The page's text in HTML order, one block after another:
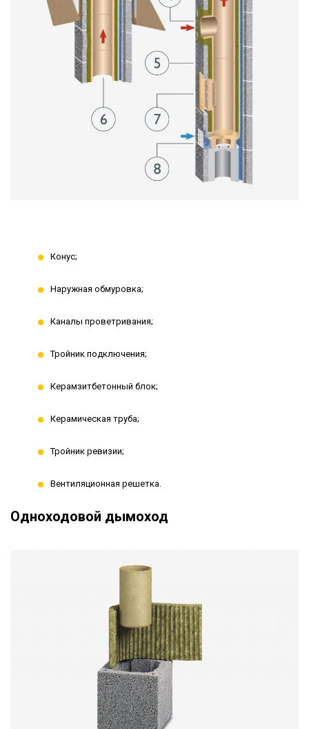
Конус;
Наружная обмуровка;
Каналы проветривания;
Тройник подключения;
Керамзитбетонный блок;
Керамическая труба;
Тройник ревизии;
Вентиляционная решетка.
Одноходовой дымоход